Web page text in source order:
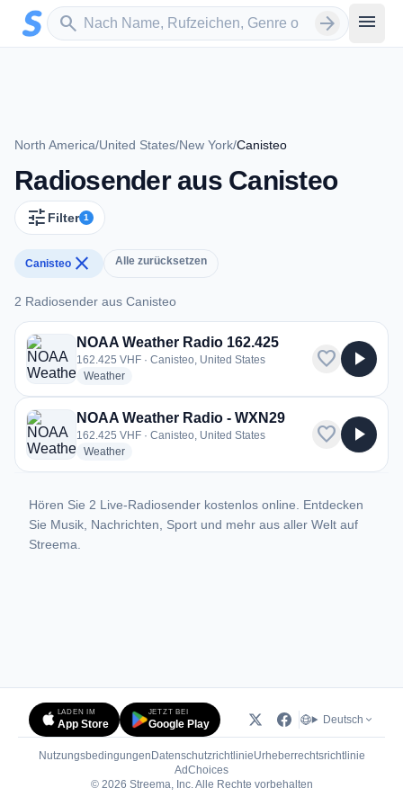
Zum Hauptinhalt springen
search
Sender suchen arrow_forward menu
North America/United States/New York/Canisteo
Radiosender aus Canisteo
tune Filter 1
Canisteo close Alle zurücksetzen
2 Radiosender aus Canisteo
2 Radiosender aus Canisteo
NOAA Weather Radio 162.425
162.425 VHF · Canisteo, United States
Weatherradio stations
favorite play_arrow
NOAA Weather Radio - WXN29
162.425 VHF · Canisteo, United States
Weatherradio stations
favorite play_arrow
Hören Sie 2 Live-Radiosender kostenlos online. Entdecken
Sie Musik, Nachrichten, Sport und mehr aus aller Welt auf
Streema.
LADEN IM
App Store
JETZT BEI
Google Play Deutsch
Nutzungsbedingungen DatenschutzrichtlinieUrheberrechtsrichtlinie
AdChoices(öffnet in neuem Tab)
© 2026 Streema, Inc. Alle Rechte vorbehalten